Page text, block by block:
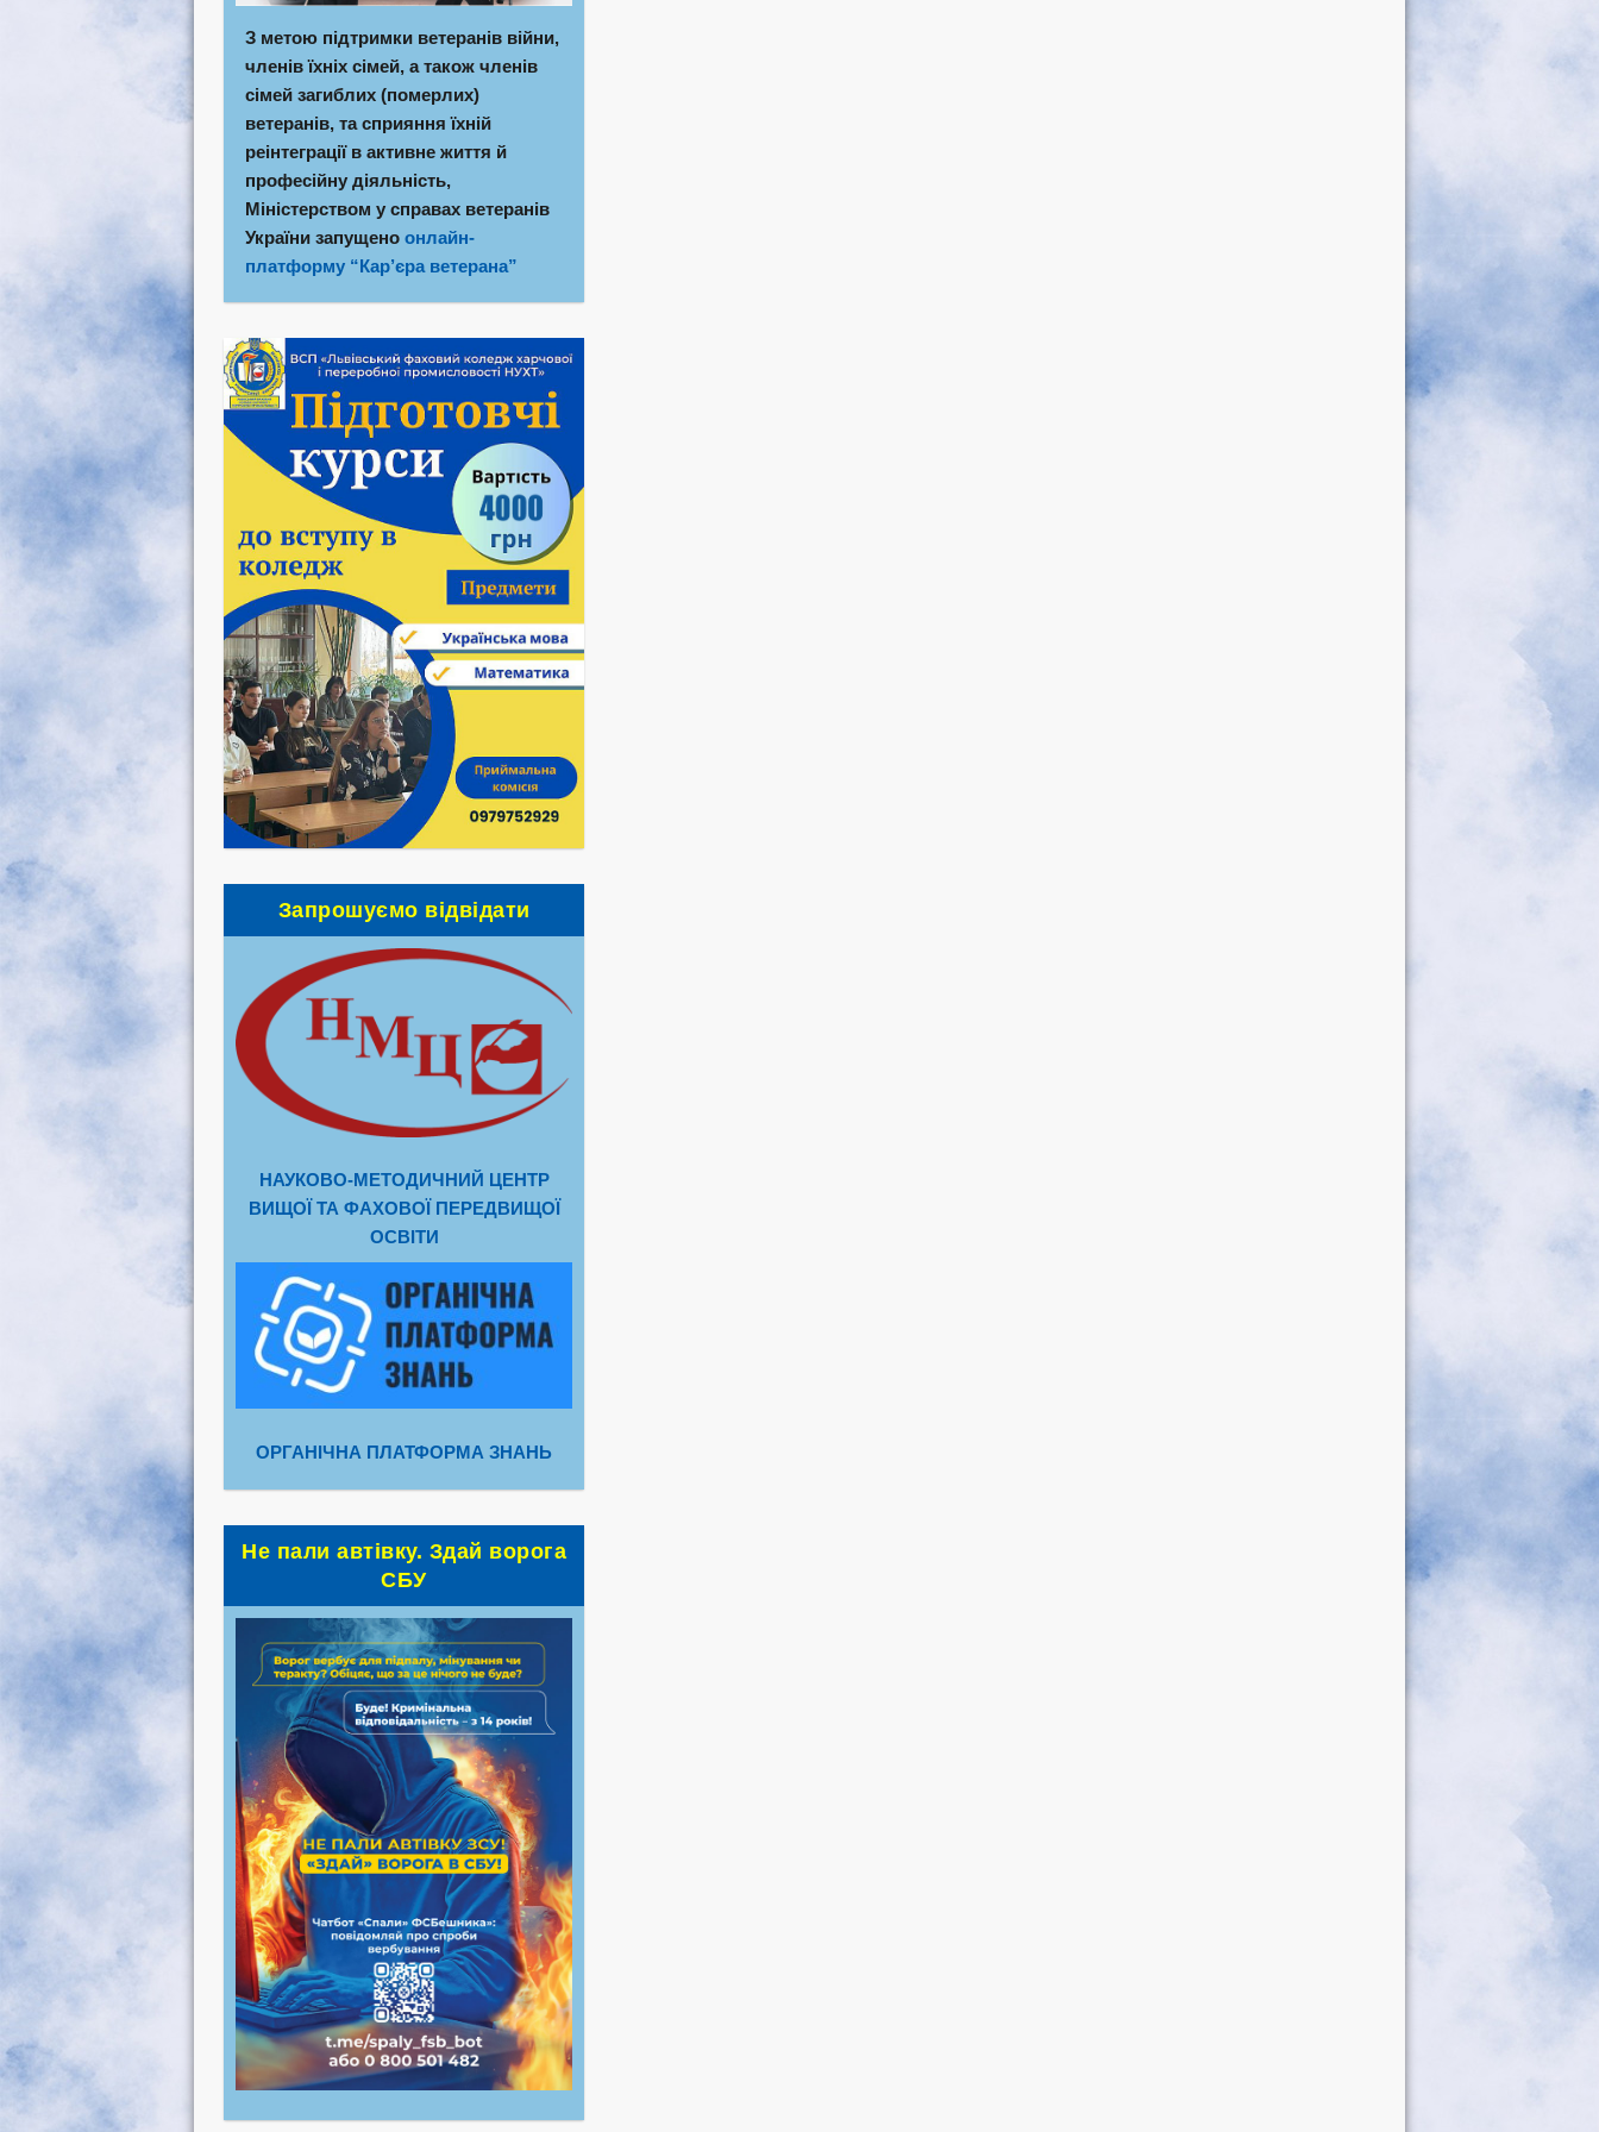
З метою підтримки ветеранів війни,
членів їхніх сімей, а також членів
сімей загиблих (померлих)
ветеранів, та сприяння їхній
реінтеграції в активне життя й
професійну діяльність,
Міністерством у справах ветеранів
України запущеноонлайн-
платформу “Кар’єра ветерана”
Запрошуємо відвідати
НАУКОВО-МЕТОДИЧНИЙ ЦЕНТР
ВИЩОЇ ТА ФАХОВОЇ ПЕРЕДВИЩОЇ
ОСВІТИ
ОРГАНІЧНА ПЛАТФОРМА ЗНАНЬ
Не пали автівку. Здай ворога
СБУ